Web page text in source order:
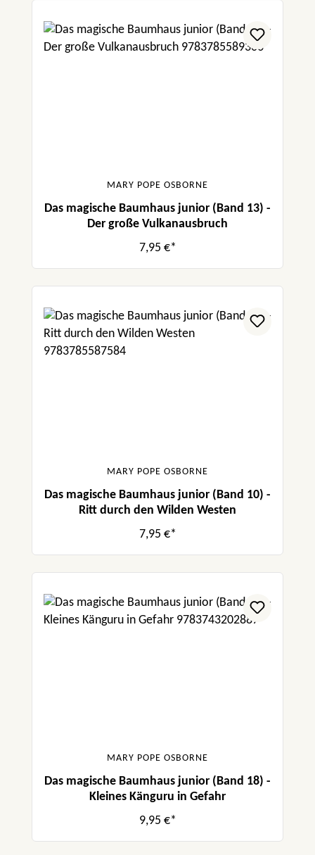
MARY POPE OSBORNE
Das magische Baumhaus junior (Band 13) -
Der große Vulkanausbruch
7,95 €*
MARY POPE OSBORNE
Das magische Baumhaus junior (Band 10) -
Ritt durch den Wilden Westen
7,95 €*
MARY POPE OSBORNE
Das magische Baumhaus junior (Band 18) -
Kleines Känguru in Gefahr
9,95 €*